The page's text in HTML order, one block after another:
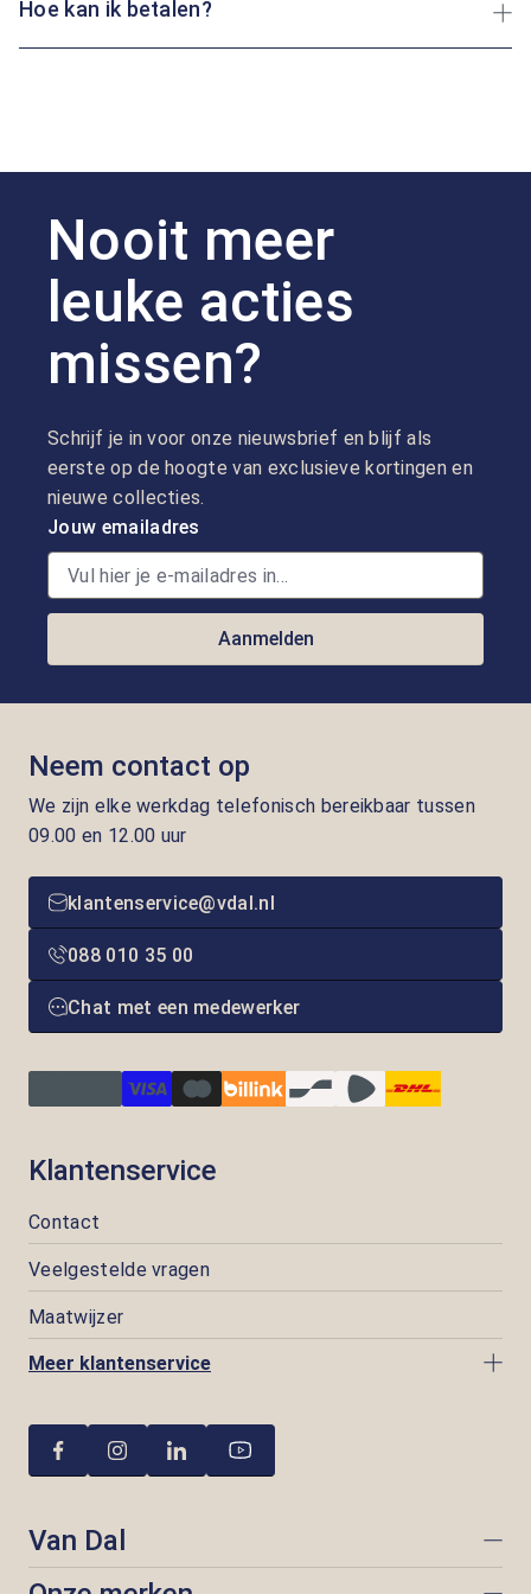
Hoe kan ik betalen?
Nooit meer
leuke acties
missen?
Schrijf je in voor onze nieuwsbrief en blijf als
eerste op de hoogte van exclusieve kortingen en
nieuwe collecties.
Jouw emailadres
Aanmelden
Neem contact op
We zijn elke werkdag telefonisch bereikbaar tussen
09.00 en 12.00 uur
klantenservice@vdal.nl
088 010 35 00
Chat met een medewerker
Klantenservice
Contact
Veelgestelde vragen
Maatwijzer
Meer klantenservice
Van Dal